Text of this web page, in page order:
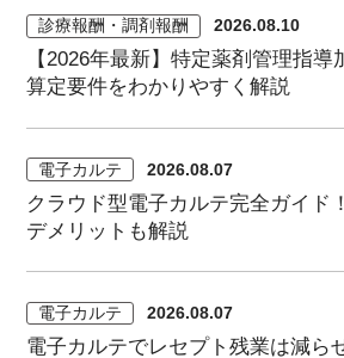
診療報酬・調剤報酬 2026.08.10
【2026年最新】特定薬剤管理指
算定要件をわかりやすく解説
電子カルテ 2026.08.07
クラウド型電子カルテ完全ガイド
デメリットも解説
電子カルテ 2026.08.07
電子カルテでレセプト残業は減ら